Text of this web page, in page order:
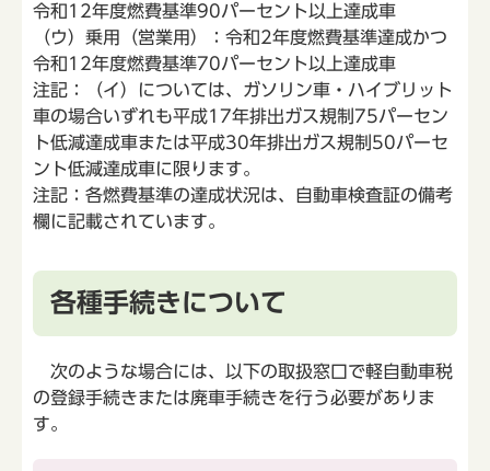
令和12年度燃費基準90パーセント以上達成車
（ウ）乗用（営業用）：令和2年度燃費基準達成かつ
令和12年度燃費基準70パーセント以上達成車
注記：（イ）については、ガソリン車・ハイブリット
車の場合いずれも平成17年排出ガス規制75パーセン
ト低減達成車または平成30年排出ガス規制50パーセ
ント低減達成車に限ります。
注記：各燃費基準の達成状況は、自動車検査証の備考
欄に記載されています。
各種手続きについて
次のような場合には、以下の取扱窓口で軽自動車税
の登録手続きまたは廃車手続きを行う必要がありま
す。